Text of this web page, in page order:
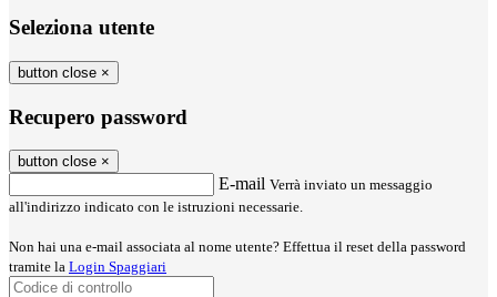
Seleziona utente
button close ×
Recupero password
button close ×
E-mail Verrà inviato un messaggio
all'indirizzo indicato con le istruzioni necessarie.
Non hai una e-mail associata al nome utente? Effettua il reset della password
tramite la Login Spaggiari